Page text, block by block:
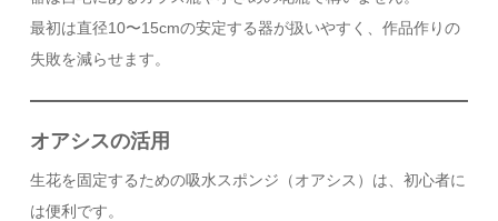
最初は直径10〜15cmの安定する器が扱いやすく、作品作りの
失敗を減らせます。
オアシスの活用
生花を固定するための吸水スポンジ（オアシス）は、初心者に
は便利です。